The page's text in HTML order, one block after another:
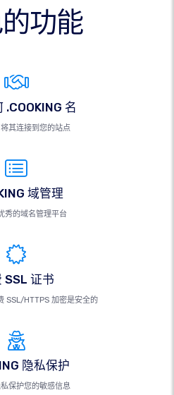
功能
.COOKING 名
其连接到您的站点
域管理
秀的域名管理平台
SSL 证书
SSL/HTTPS 加密是安全的
隐私保护
保护您的敏感信息